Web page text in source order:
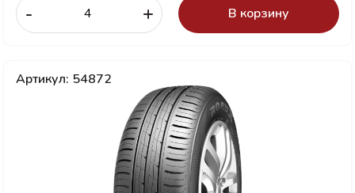
- + В корзину
Артикул: 54872